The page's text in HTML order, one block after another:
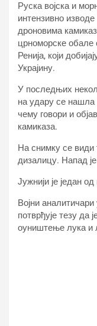
Руска војска и
интензивно
дроновима
црноморске
Ренија, који
Украјину.
У последњих
на удару се нашла
чему говори и
камиказа.
На снимку се види
дизалицу. Напад
Јужнији је један
Војни
потврђује тезу да
оуништење лука и